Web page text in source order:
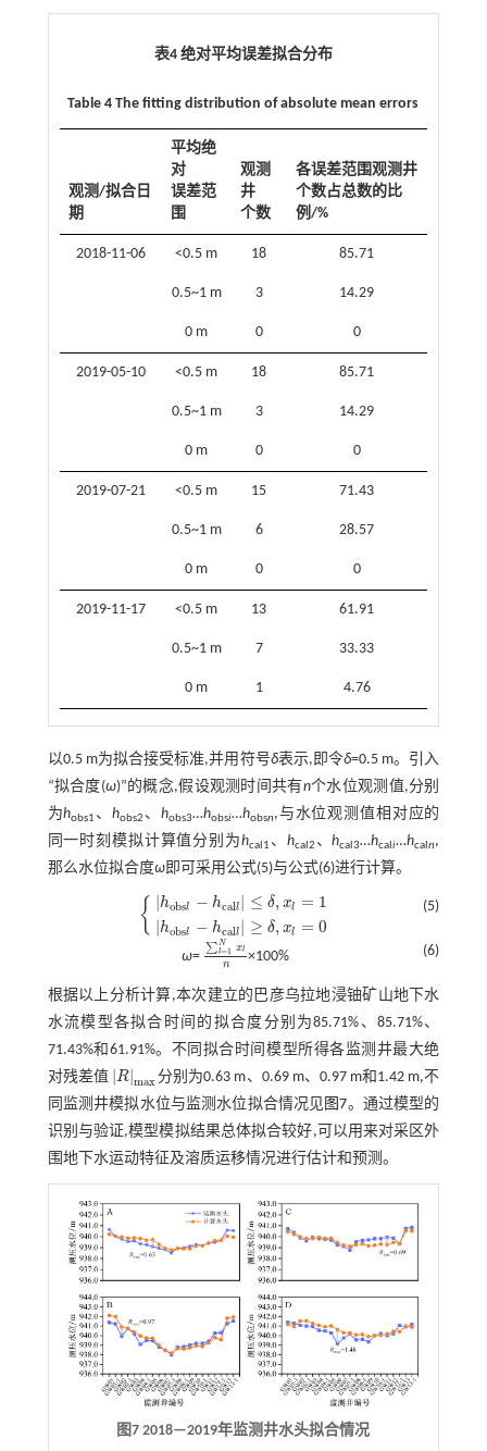
表4 绝对平均误差拟合分布
Table 4 The fitting distribution of absolute mean errors
观测/拟合日
期
平均绝
对
误差范
围
观测
井
个数
各误差范围观测井
个数占总数的比
例/%
2018-11-06 <0.5 m 18 85.71
0.5~1 m 3 14.29
0 m 0 0
2019-05-10 <0.5 m 18 85.71
0.5~1 m 3 14.29
0 m 0 0
2019-07-21 <0.5 m 15 71.43
0.5~1 m 6 28.57
0 m 0 0
2019-11-17 <0.5 m 13 61.91
0.5~1 m 7 33.33
0 m 1 4.76
以0.5 m为拟合接受标准,并用符号δ表示,即令δ=0.5 m。引入
“拟合度(ω)”的概念,假设观测时间共有 n个水位观测值,分别
为hobs1 、hobs2 、 hobs3…hobsi…hobsn,与水位观测值相对应的
同一时刻模拟计算值分别为hcal1 、 hcal2 、hcal3…hcali…hcaln,
那么水位拟合度ω即可采用公式(5)与公式(6)进行计算。
(5)
{ |hobsl − hcall ≤ δ, xl = 1
|hobsl − hcall | ≥ δ, xl = 0
h bs δ 1 h bs ≥δ
(6)
ω=
∑ N
l=1 xl
n
∑l=1Nxln
×100%
根据以上分析计算,本次建立的巴彦乌拉地浸铀矿山地下水
水流模型各拟合时间的拟合度分别为85.71%、85.71%、
71.43%和61.91%。不同拟合时间模型所得各监测井最大绝
对残差值 | R|max
Rm ax
分别为0.63 m、0.69 m、0.97 m和1.42 m,不
同监测井模拟水位与监测水位拟合情况见图7。通过模型的
识别与验证,模型模拟结果总体拟合较好,可以用来对采区外
围地下水运动特征及溶质运移情况进行估计和预测。
图7 2018—2019年监测井水头拟合情况